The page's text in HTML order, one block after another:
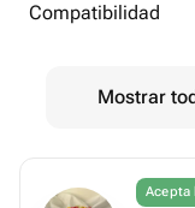
Compatibilidad
Mostrar
Acepta